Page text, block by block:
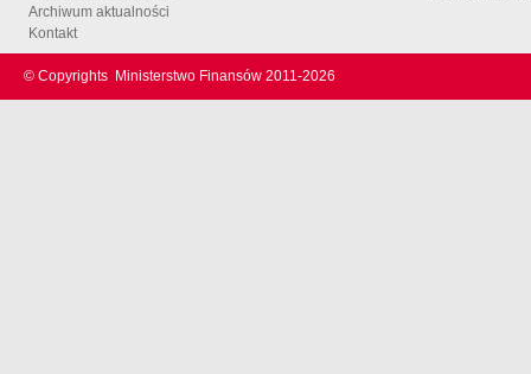
Archiwum aktualności
Kontakt
© Copyrights Ministerstwo Finansów 2011-2026